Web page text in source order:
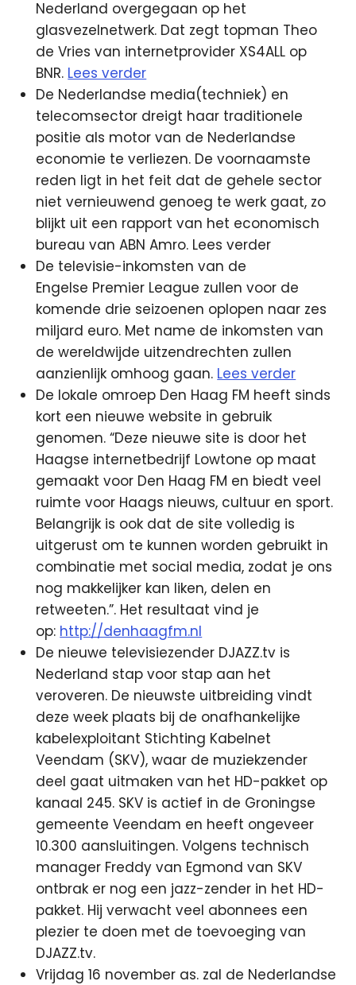
Nederland overgegaan op het
glasvezelnetwerk. Dat zegt topman Theo
de Vries van internetprovider XS4ALL op
BNR. Lees verder
De Nederlandse media(techniek) en
telecomsector dreigt haar traditionele
positie als motor van de Nederlandse
economie te verliezen. De voornaamste
reden ligt in het feit dat de gehele sector
niet vernieuwend genoeg te werk gaat, zo
blijkt uit een rapport van het economisch
bureau van ABN Amro. Lees verder
De televisie-inkomsten van de
Engelse Premier League zullen voor de
komende drie seizoenen oplopen naar zes
miljard euro. Met name de inkomsten van
de wereldwijde uitzendrechten zullen
aanzienlijk omhoog gaan. Lees verder
De lokale omroep Den Haag FM heeft sinds
kort een nieuwe website in gebruik
genomen. “Deze nieuwe site is door het
Haagse internetbedrijf Lowtone op maat
gemaakt voor Den Haag FM en biedt veel
ruimte voor Haags nieuws, cultuur en sport.
Belangrijk is ook dat de site volledig is
uitgerust om te kunnen worden gebruikt in
combinatie met social media, zodat je ons
nog makkelijker kan liken, delen en
retweeten.”. Het resultaat vind je
op: http://denhaagfm.nl
De nieuwe televisiezender DJAZZ.tv is
Nederland stap voor stap aan het
veroveren. De nieuwste uitbreiding vindt
deze week plaats bij de onafhankelijke
kabelexploitant Stichting Kabelnet
Veendam (SKV), waar de muziekzender
deel gaat uitmaken van het HD-pakket op
kanaal 245. SKV is actief in de Groningse
gemeente Veendam en heeft ongeveer
10.300 aansluitingen. Volgens technisch
manager Freddy van Egmond van SKV
ontbrak er nog een jazz-zender in het HD-
pakket. Hij verwacht veel abonnees een
plezier te doen met de toevoeging van
DJAZZ.tv.
Vrijdag 16 november as. zal de Nederlandse